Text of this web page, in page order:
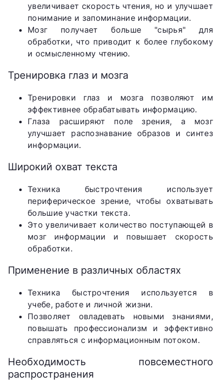
увеличивает скорость чтения, но и улучшает
понимание и запоминание информации.
Мозг получает больше "сырья" для
обработки, что приводит к более глубокому
и осмысленному чтению.
Тренировка глаз и мозга
Тренировки глаз и мозга позволяют им
эффективнее обрабатывать информацию.
Глаза расширяют поле зрения, а мозг
улучшает распознавание образов и синтез
информации.
Широкий охват текста
Техника быстрочтения использует
периферическое зрение, чтобы охватывать
большие участки текста.
Это увеличивает количество поступающей в
мозг информации и повышает скорость
обработки.
Применение в различных областях
Техника быстрочтения используется в
учебе, работе и личной жизни.
Позволяет овладевать новыми знаниями,
повышать профессионализм и эффективно
справляться с информационным потоком.
Необходимость повсеместного
распространения